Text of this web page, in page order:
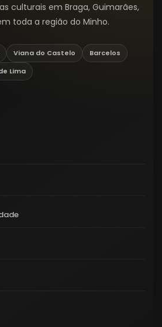
culturais em Braga, Guimarães,
toda a região do Minho.
Viana do Castelo
Barcelos
Lima